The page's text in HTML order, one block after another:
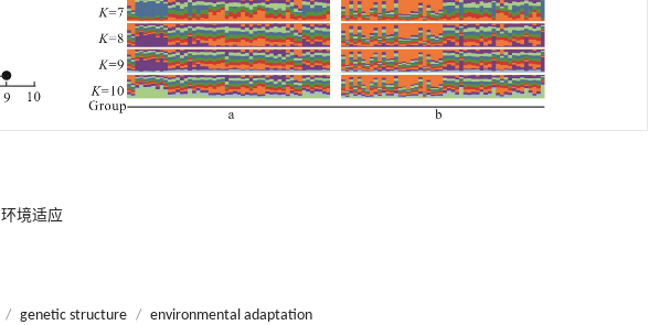
环境适应
/ genetic structure / environmental adaptation